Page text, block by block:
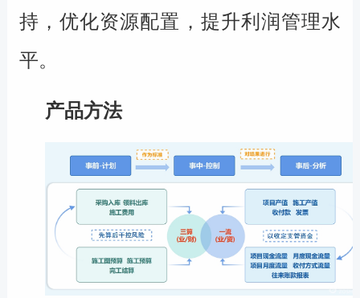
持，优化资源配置，提升利润管理水
平。
产品方法